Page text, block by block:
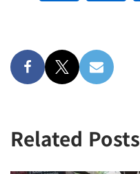
Related Posts